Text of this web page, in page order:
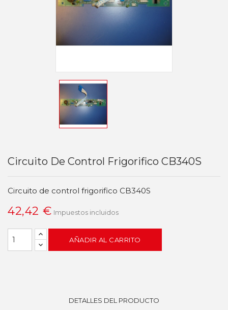
Circuito De Control Frigorifico CB340S
Circuito de control frigorifico CB340S
42,42 € Impuestos incluidos
AÑADIR AL CARRITO
DETALLES DEL PRODUCTO